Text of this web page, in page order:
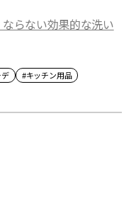
ならない効果的な洗い
#キッチン用品